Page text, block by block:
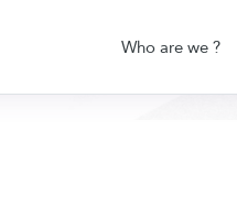
Who are we ?